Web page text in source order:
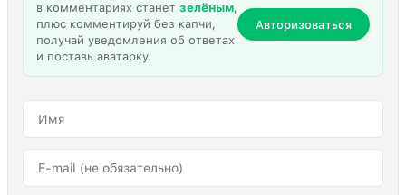
в комментариях станет зелёным,
плюс комментируй без капчи,
получай уведомления об ответах
и поставь аватарку.
Авторизоваться